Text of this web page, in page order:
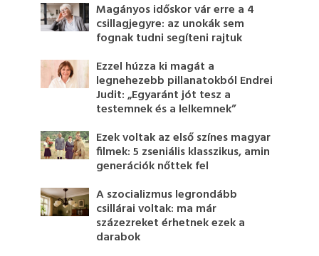
Magányos időskor vár erre a 4
csillagjegyre: az unokák sem
fognak tudni segíteni rajtuk
Ezzel húzza ki magát a
legnehezebb pillanatokból Endrei
Judit: „Egyaránt jót tesz a
testemnek és a lelkemnek”
Ezek voltak az első színes magyar
filmek: 5 zseniális klasszikus, amin
generációk nőttek fel
A szocializmus legrondább
csillárai voltak: ma már
százezreket érhetnek ezek a
darabok